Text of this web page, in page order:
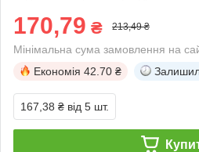
170,79 ₴ 213,49 ₴
Мінімальна сума замовлення на
Економія 42.70 ₴
167,38 ₴ від 5 шт.